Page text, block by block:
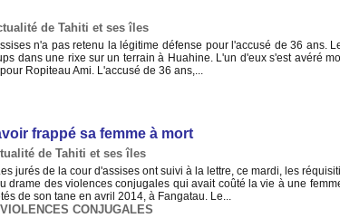
de Tahiti et ses îles
n'a pas retenu la légitime défense pour l'accusé de 36 ans.
dans une rixe sur un terrain à Huahine. L'un d'eux s'est avéré
Ropiteau Ami. L'accusé de 36 ans,...
frappé sa femme à mort
de Tahiti et ses îles
jurés de la cour d'assises ont suivi à la lettre, ce mardi, les
drame des violences conjugales qui avait coûté la vie à une
de son tane en avril 2014, à Fangatau. Le...
VIOLENCES CONJUGALES